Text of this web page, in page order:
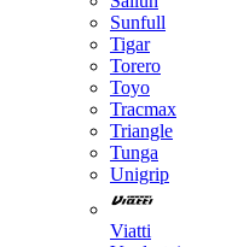
Sunfull
Tigar
Torero
Toyo
Tracmax
Triangle
Tunga
Unigrip
Viatti